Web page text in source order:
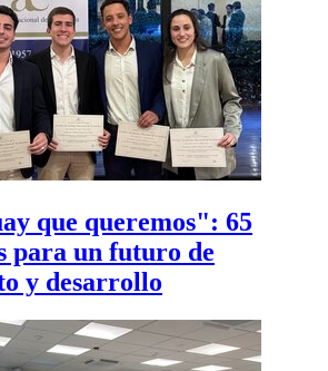
que queremos": 65
para un futuro de
y desarrollo